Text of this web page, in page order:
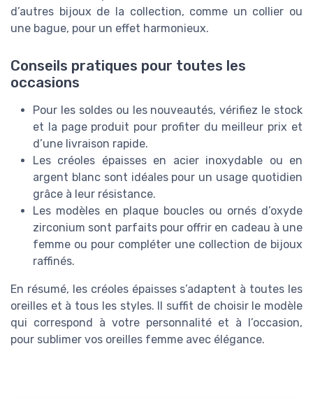
d’autres bijoux de la collection, comme un collier ou
une bague, pour un effet harmonieux.
Conseils pratiques pour toutes les
occasions
Pour les soldes ou les nouveautés, vérifiez le stock
et la page produit pour profiter du meilleur prix et
d’une livraison rapide.
Les créoles épaisses en acier inoxydable ou en
argent blanc sont idéales pour un usage quotidien
grâce à leur résistance.
Les modèles en plaque boucles ou ornés d’oxyde
zirconium sont parfaits pour offrir en cadeau à une
femme ou pour compléter une collection de bijoux
raffinés.
En résumé, les créoles épaisses s’adaptent à toutes les
oreilles et à tous les styles. Il suffit de choisir le modèle
qui correspond à votre personnalité et à l’occasion,
pour sublimer vos oreilles femme avec élégance.